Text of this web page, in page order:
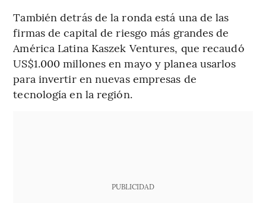
También detrás de la ronda está una de las
firmas de capital de riesgo más grandes de
América Latina Kaszek Ventures, que recaudó
US$1.000 millones en mayo y planea usarlos
para invertir en nuevas empresas de
tecnología en la región.
PUBLICIDAD